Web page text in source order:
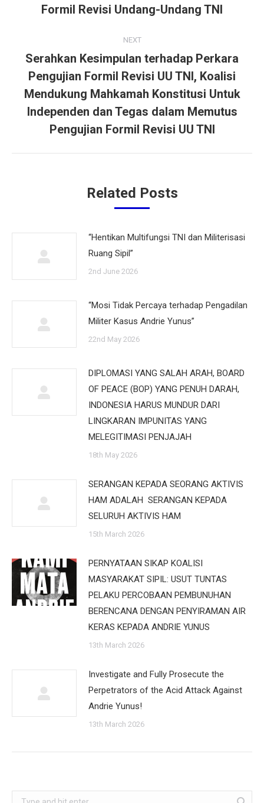
post:
Formil Revisi Undang-Undang TNI
NEXT
Next
post:
Serahkan Kesimpulan terhadap Perkara
Pengujian Formil Revisi UU TNI, Koalisi
Mendukung Mahkamah Konstitusi Untuk
Independen dan Tegas dalam Memutus
Pengujian Formil Revisi UU TNI
Related Posts
“Hentikan Multifungsi TNI dan Militerisasi
Ruang Sipil”
2nd June 2026
“Mosi Tidak Percaya terhadap Pengadilan
Militer Kasus Andrie Yunus”
22nd May 2026
DIPLOMASI YANG SALAH ARAH, BOARD
OF PEACE (BOP) YANG PENUH DARAH,
INDONESIA HARUS MUNDUR DARI
LINGKARAN IMPUNITAS YANG
MELEGITIMASI PENJAJAH
18th May 2026
SERANGAN KEPADA SEORANG AKTIVIS
HAM ADALAH SERANGAN KEPADA
SELURUH AKTIVIS HAM
15th March 2026
PERNYATAAN SIKAP KOALISI
MASYARAKAT SIPIL: USUT TUNTAS
PELAKU PERCOBAAN PEMBUNUHAN
BERENCANA DENGAN PENYIRAMAN AIR
KERAS KEPADA ANDRIE YUNUS
13th March 2026
Investigate and Fully Prosecute the
Perpetrators of the Acid Attack Against
Andrie Yunus!
13th March 2026
Search: